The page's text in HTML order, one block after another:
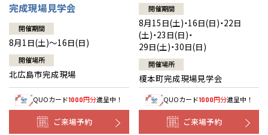
セントラルヒーティング
ギャラリー
代表ごあいさつ
企業理念
会社概要
事業部紹介
完成現場見学会
開催期間
8月1日(土)～16日(日)
開催場所
北広島市完成現場
QUOカード1000円分進呈中！
ご来場予約
開催期間
8月15日(土)・16日(日)・22日
(土)・23日(日)・
29日(土)・30日(日)
開催場所
榎本町完成現場見学会
QUOカード1000円分進呈中！
ご来場予約